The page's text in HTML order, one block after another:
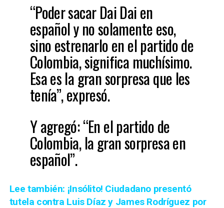
“Poder sacar Dai Dai en
español y no solamente eso,
sino estrenarlo en el partido de
Colombia, significa muchísimo.
Esa es la gran sorpresa que les
tenía”, expresó.
Y agregó: “En el partido de
Colombia, la gran sorpresa en
español”.
Lee también: ¡Insólito! Ciudadano presentó
tutela contra Luis Díaz y James Rodríguez por